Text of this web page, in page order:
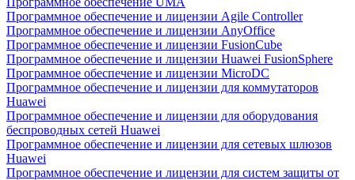
Программное обеспечение и лицензии Agile Controller
Программное обеспечение и лицензии AnyOffice
Программное обеспечение и лицензии FusionCube
Программное обеспечение и лицензии Huawei FusionSphere
Программное обеспечение и лицензии MicroDC
Программное обеспечение и лицензии для коммутаторов
Huawei
Программное обеспечение и лицензии для оборудования
беспроводных сетей Huawei
Программное обеспечение и лицензии для сетевых шлюзов
Huawei
Программное обеспечение и лицензии для систем защиты от